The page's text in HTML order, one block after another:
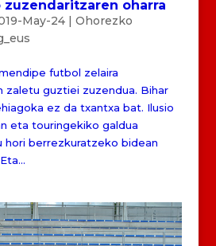
zuzendaritzaren oharra
May-24| Ohorezko
futbol zelaira
guztiei zuzendua. Bihar
ez da txantxa bat. Ilusio
eta touringekiko galdua
hori berrezkuratzeko bidean